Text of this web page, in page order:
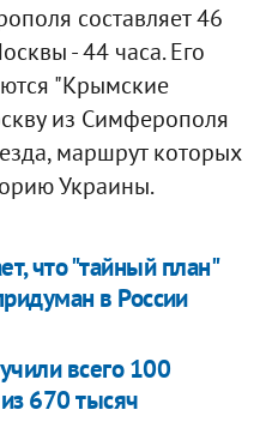
составляет 46
- 44 часа. Его
"Крымские
из Симферополя
маршрут которых
Украины.
что "тайный план"
в России
всего 100
670 тысяч